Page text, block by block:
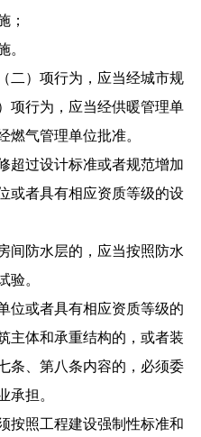
；
）项行为，应当经城市规
项行为，应当经供暖管理单
燃气管理单位批准。
过设计标准或者规范增加
或者具有相应资质等级的设
防水层的，应当按照防水
验。
或者具有相应资质等级的
主体和承重结构的，或者装
条、第八条内容的，必须委
承担。
照工程建设强制性标准和